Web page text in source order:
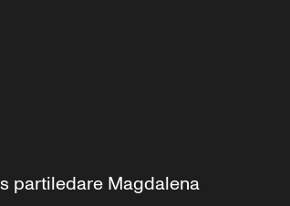
partiledare Magdalena